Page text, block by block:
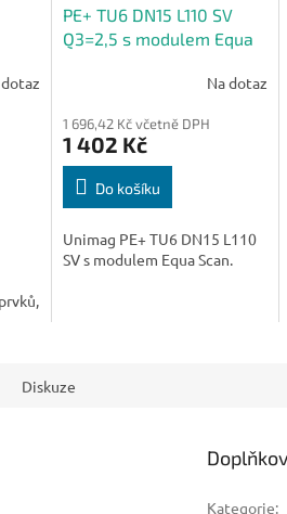
PE+ TU6 DN15 L110 SV
Q3=2,5 s modulem Equa
Na dotaz
1 696,42 Kč včetně DPH
1 402 Kč
Do košíku
Unimag PE+ TU6 DN15 L110
SV s modulem Equa Scan.
Diskuze
Kategorie: